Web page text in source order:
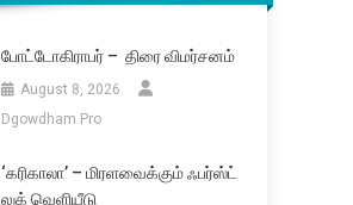
போட்டோகிராபர் – திரை விமர்சனம்
August 8, 2026
Dgowdham Pro
‘கரிகாலா’ – மிரளவைக்கும் ஃபர்ஸ்ட்
லுக் வெளியீடு